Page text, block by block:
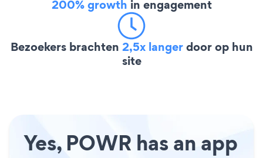
200% growth in engagement
Bezoekers brachten 2,5x langerdoor op hun
site
Yes, POWR has an app